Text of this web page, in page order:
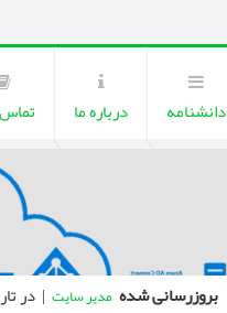
دانشنامه درباره ما تماس
بروزرسانی شده مدیر سایت | در تاریخ :